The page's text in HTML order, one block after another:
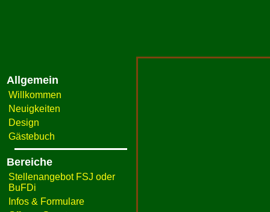
Allgemein
Willkommen
Neuigkeiten
Design
Gästebuch
Bereiche
Stellenangebot FSJ oder
BuFDi
Infos & Formulare